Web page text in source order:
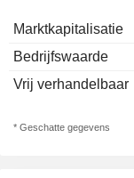
Marktkapitalisatie
Bedrijfswaarde
Vrij verhandelbaar
* Geschatte gegevens